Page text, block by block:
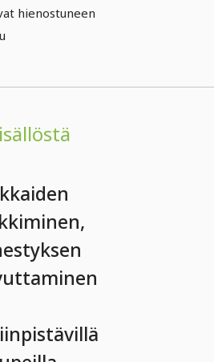
hienostuneen